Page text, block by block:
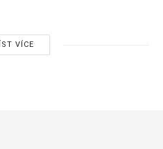
VÍCE